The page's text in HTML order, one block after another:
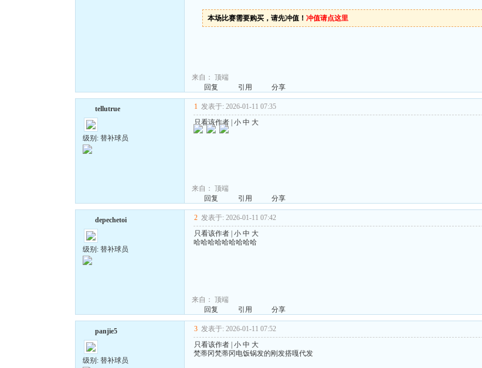
本场比赛需要购买，请先冲值！ 冲值请点这里
来自： 顶端
回复
引用 分享
tellutrue
级别: 替补球员
1 发表于: 2026-01-11 07:35
只看该作者| 小 中 大
来自： 顶端
回复
引用 分享
depechetoi
级别: 替补球员
2 发表于: 2026-01-11 07:42
只看该作者| 小 中 大
哈哈哈哈哈哈哈哈哈
来自： 顶端
回复
引用 分享
panjie5
级别: 替补球员
3 发表于: 2026-01-11 07:52
只看该作者| 小 中 大
梵蒂冈梵蒂冈电饭锅发的刚发搭嘎代发